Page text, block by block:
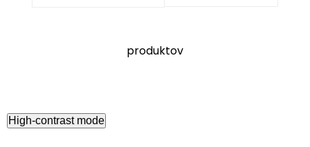
produktov
High-contrast mode